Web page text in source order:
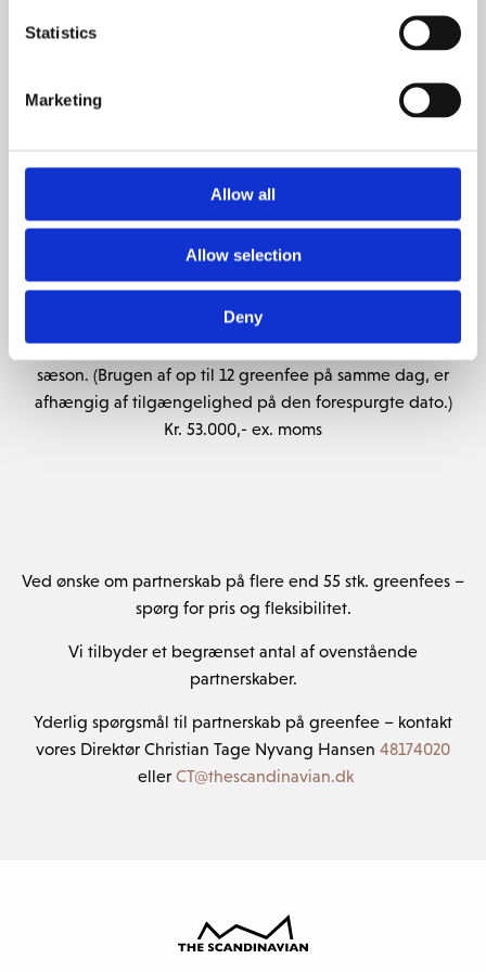
Statistics
Marketing
Allow all
Allow selection
Deny
sæson. (Ved ønske om brug af flere greenfees, pålægges
der et servicegebyr pr. greenfee på Kr. 120,- ex. moms.)
4 greenfee pr. dag
1 gang 8 greenfees samlet på én dag
Kr. 38.100,- ex. moms
Greenfeepakke 48-55 stk.
Ex: 50 greenfees
4 greenfees pr. dag
Mulighed for brug af op til 12 greenfee to gange pr.
sæson. (Brugen af op til 12 greenfee på samme dag, er
afhængig af tilgængelighed på den forespurgte dato.)
Kr. 53.000,- ex. moms
Ved ønske om partnerskab på flere end 55 stk. greenfees –
spørg for pris og fleksibilitet.
Vi tilbyder et begrænset antal af ovenstående
partnerskaber.
Yderlig spørgsmål til partnerskab på greenfee – kontakt
vores Direktør Christian Tage Nyvang Hansen 48174020
eller CT@thescandinavian.dk